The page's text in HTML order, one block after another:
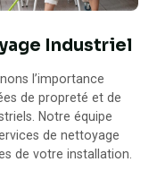
Industriel
l’importance
de propreté et de
Notre équipe
de nettoyage
de votre installation.